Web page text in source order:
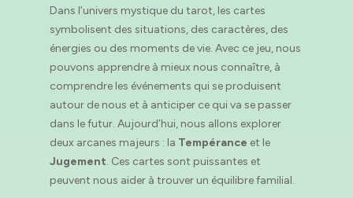
Dans l’univers mystique du tarot, les cartes
symbolisent des situations, des caractères, des
énergies ou des moments de vie. Avec ce jeu, nous
pouvons apprendre à mieux nous connaître, à
comprendre les événements qui se produisent
autour de nous et à anticiper ce qui va se passer
dans le futur. Aujourd’hui, nous allons explorer
deux arcanes majeurs : la Tempérance et le
Jugement. Ces cartes sont puissantes et
peuvent nous aider à trouver un équilibre familial.